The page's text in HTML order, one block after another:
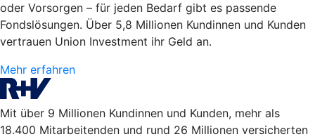
oder Vorsorgen – für jeden Bedarf gibt es passende
Fondslösungen. Über 5,8 Millionen Kundinnen und Kunden
vertrauen Union Investment ihr Geld an.
Mehr erfahren
Mit über 9 Millionen Kundinnen und Kunden, mehr als
18.400 Mitarbeitenden und rund 26 Millionen versicherten